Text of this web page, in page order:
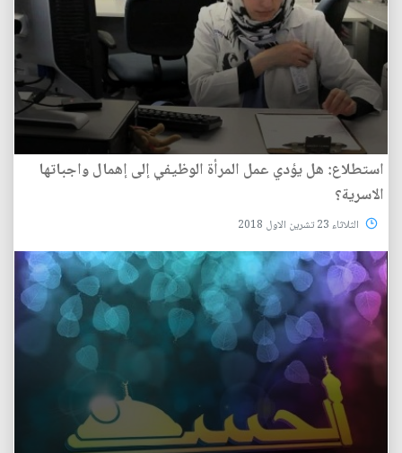
استطلاع: هل يؤدي عمل المرأة الوظيفي إلى إهمال واجباتها
الاسرية؟
الثلاثاء 23 تشرين الاول 2018